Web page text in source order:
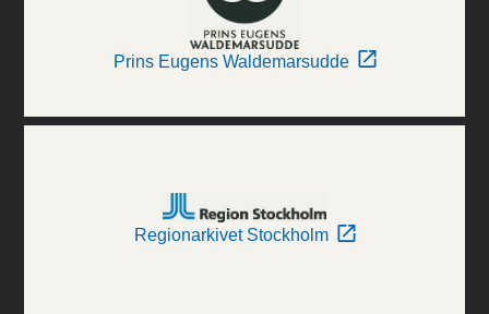
Prins Eugens Waldemarsudde
Regionarkivet Stockholm